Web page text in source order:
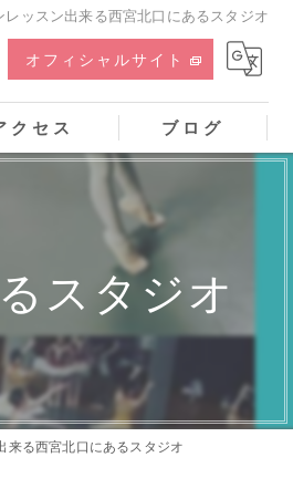
ッスン出来る西宮北口にあるスタジオ
オフィシャルサイト
クセス ブログ
スタジオ
来る西宮北口にあるスタジオ